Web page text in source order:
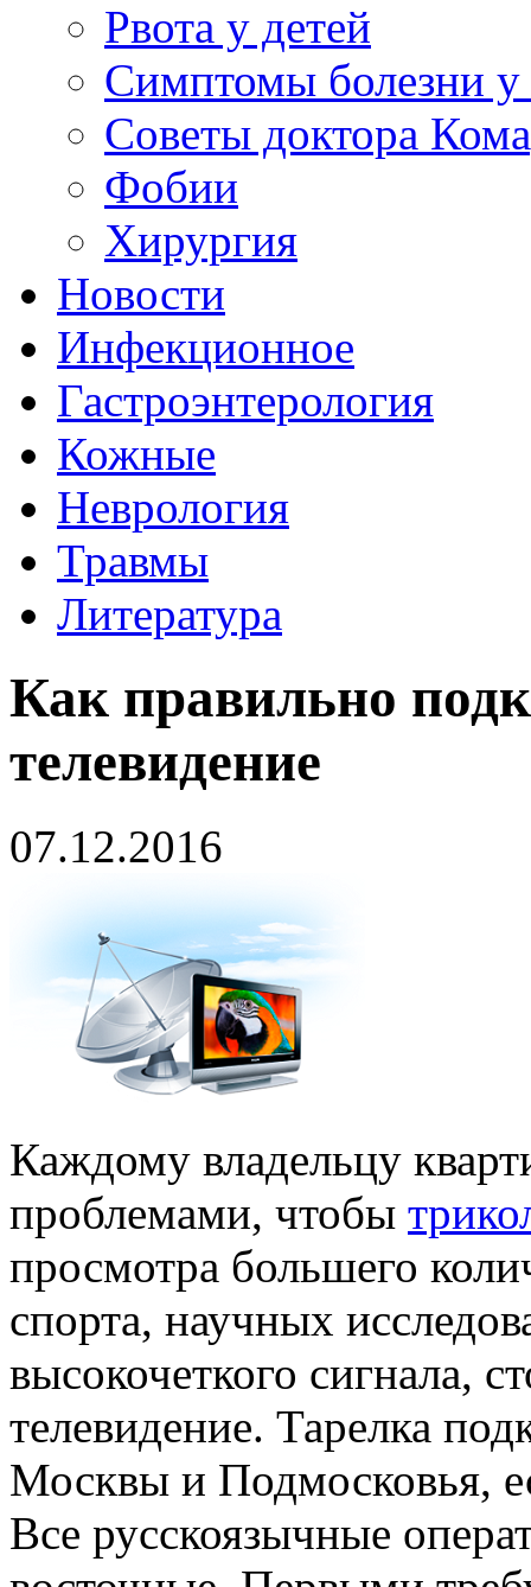
Рвота у детей
Симптомы болезни у
Советы доктора
Фобии
Хирургия
Новости
Инфекционное
Гастроэнтерология
Кожные
Неврология
Травмы
Литература
Как правильно
телевидение
07.12.2016
Каждому владельцу
проблемами, чтобы
просмотра большего
спорта, научных
высокочеткого сигнала,
телевидение. Тарелка
Москвы и Подмосковья,
Все русскоязычные